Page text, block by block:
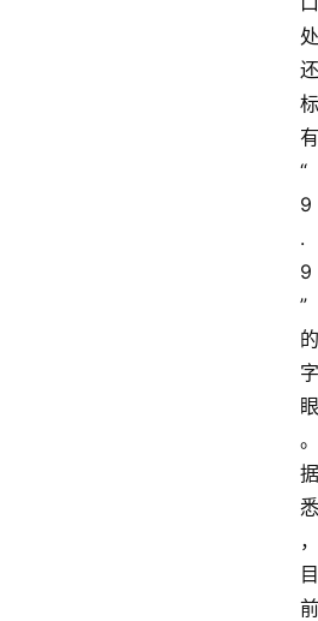
处
还
标
有
“
9
.
9
”
的
字
眼
。
据
悉
，
目
前